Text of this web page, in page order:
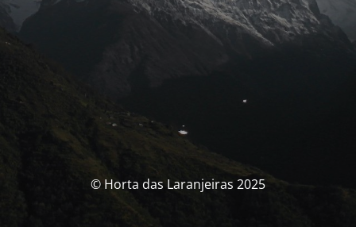
© Horta das Laranjeiras 2025